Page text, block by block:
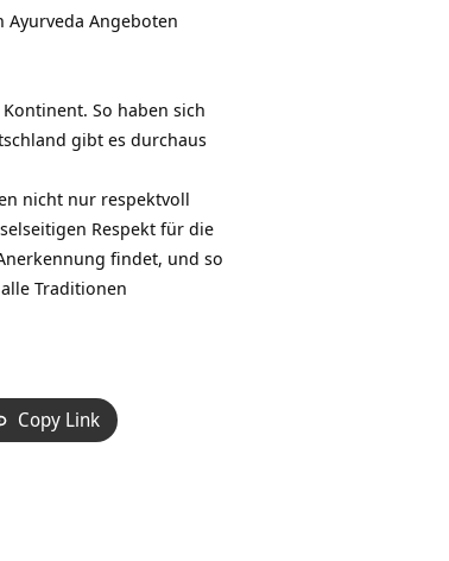
Ayurveda Angeboten
So haben sich
gibt es durchaus
nicht nur respektvoll
Respekt für die
findet, und so
Traditionen
Copy Link